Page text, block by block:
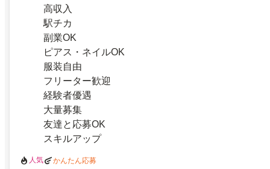
高収入
駅チカ
副業OK
ピアス・ネイルOK
服装自由
フリーター歓迎
経験者優遇
大量募集
友達と応募OK
スキルアップ
人気 かんたん応募